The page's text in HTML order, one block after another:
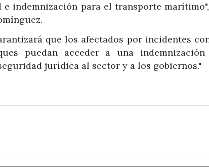
e indemnización para el transporte
que los afectados por incidentes
puedan acceder a una
jurídica al sector y a los gobiernos."